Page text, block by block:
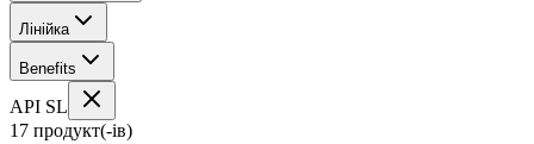
Лінійка
Benefits
API SL
17 продукт(-ів)